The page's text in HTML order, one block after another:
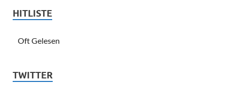
HITLISTE
Oft Gelesen
TWITTER